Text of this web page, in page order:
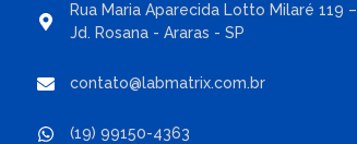
Rua Maria Aparecida Lotto Milaré 119 –
Jd. Rosana - Araras - SP
contato@labmatrix.com.br
(19) 99150-4363